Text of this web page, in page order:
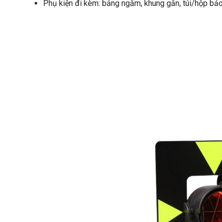
Phụ kiện đi kèm: bảng ngắm, khung gắn, túi/hộp